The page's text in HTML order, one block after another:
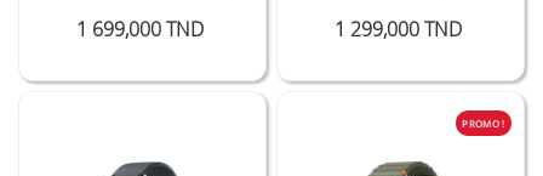
1 699,000 TND
1 299,000 TND
PROMO !